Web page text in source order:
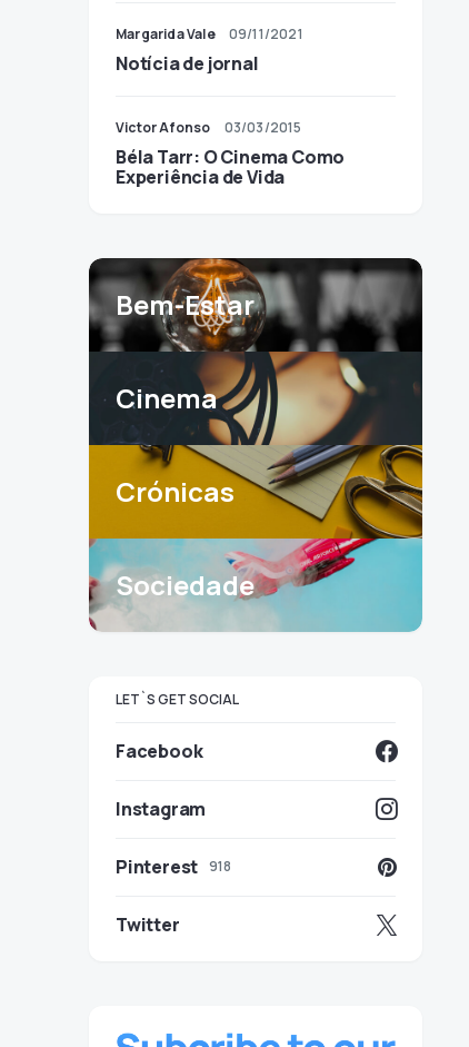
Margarida Vale 09/11/2021
Notícia de jornal
Victor Afonso 03/03/2015
Béla Tarr: O Cinema Como
Experiência de Vida
Bem-Estar
Cinema
Crónicas
Sociedade
LET`S GET SOCIAL
Facebook
Instagram
Pinterest 918
Twitter